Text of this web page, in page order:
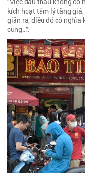
kích hoạt tâm lý tăng
giãn ra, điều đó có nghĩa
cung…”.